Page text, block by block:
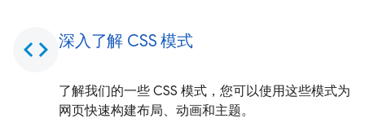
code 深入了解 CSS 模式
了解我们的一些 CSS 模式，您可以使用这些模式为
网页快速构建布局、动画和主题。